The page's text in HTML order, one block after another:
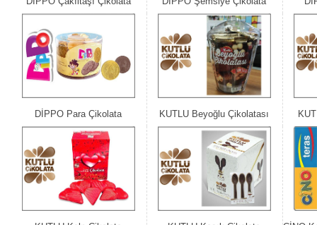
DİPPO Para Çikolata KUTLU Beyoğlu Çikolatası